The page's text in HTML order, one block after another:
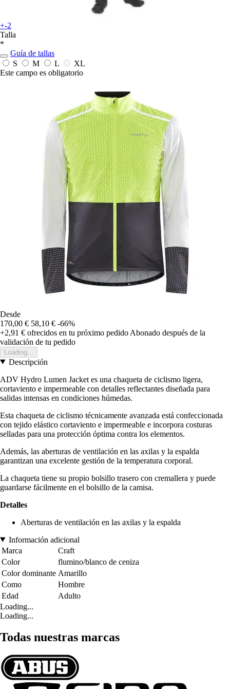
+-2
Talla
*
Guía de tallas
S
M L
XL
Este campo es obligatorio
Desde
170,00 € 58,10 € -66%
+2,91 € ofrecidos en tu próximo pedido Abonado después de la
validación de tu pedido
Loading...
Descripción
ADV Hydro Lumen Jacket es una chaqueta de ciclismo ligera,
cortaviento e impermeable con detalles reflectantes diseñada para
salidas intensas en condiciones húmedas.
Esta chaqueta de ciclismo técnicamente avanzada está confeccionada
con tejido elástico cortaviento e impermeable e incorpora costuras
selladas para una protección óptima contra los elementos.
Además, las aberturas de ventilación en las axilas y la espalda
garantizan una excelente gestión de la temperatura corporal.
La chaqueta tiene su propio bolsillo trasero con cremallera y puede
guardarse fácilmente en el bolsillo de la camisa.
Detalles
Aberturas de ventilación en las axilas y la espalda
Información adicional
Marca
Craft
Color
flumino/blanco de ceniza
Color dominante Amarillo
Como
Hombre
Edad
Adulto
Loading...
Loading...
Todas nuestras marcas